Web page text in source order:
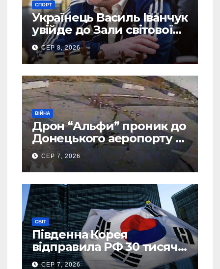
СПОРТ
Українець Василь Іванчук
увійде до Зали світової
шахової слави
СЕР 8, 2026
ВІЙНА
Дрон “Альфи” проник до
Донецького аеропорту та
спалив “Шахед” ще до
запуску
СЕР 7, 2026
СВІТ
Південна Корея
відправила РФ 30 тисяч
тонн авіапалива
СЕР 7, 2026